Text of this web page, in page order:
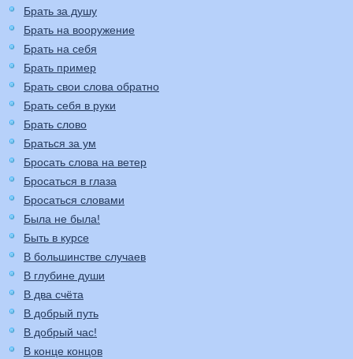
Брать за душу
Брать на вооружение
Брать на себя
Брать пример
Брать свои слова обратно
Брать себя в руки
Брать слово
Браться за ум
Бросать слова на ветер
Бросаться в глаза
Бросаться словами
Была не была!
Быть в курсе
В большинстве случаев
В глубине души
В два счёта
В добрый путь
В добрый час!
В конце концов